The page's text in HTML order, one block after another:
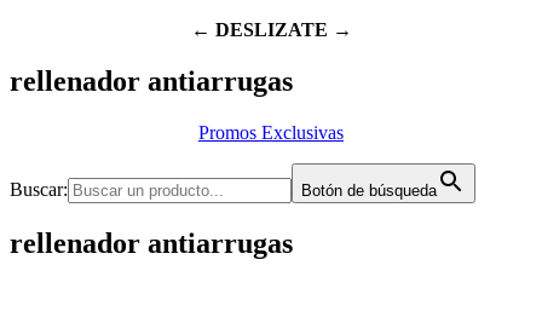
← DESLIZATE →
rellenador antiarrugas
Promos Exclusivas
Buscar: Botón de búsqueda
rellenador antiarrugas